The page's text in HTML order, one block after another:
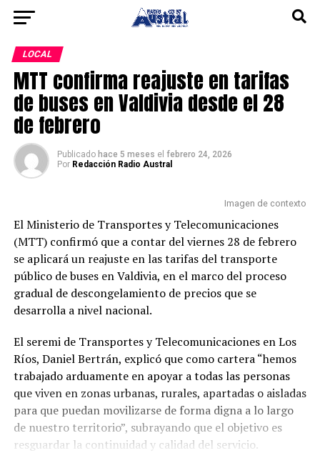
LOCAL
MTT confirma reajuste en tarifas
de buses en Valdivia desde el 28
de febrero
Publicado hace 5 meses el febrero 24, 2026
Por Redacción Radio Austral
Imagen de contexto
El Ministerio de Transportes y Telecomunicaciones
(MTT) confirmó que a contar del viernes 28 de febrero
se aplicará un reajuste en las tarifas del transporte
público de buses en Valdivia, en el marco del proceso
gradual de descongelamiento de precios que se
desarrolla a nivel nacional.
El seremi de Transportes y Telecomunicaciones en Los
Ríos, Daniel Bertrán, explicó que como cartera “hemos
trabajado arduamente en apoyar a todas las personas
que viven en zonas urbanas, rurales, apartadas o aisladas
para que puedan movilizarse de forma digna a lo largo
de nuestro territorio”, subrayando que el objetivo es
resguardar la continuidad y calidad del servicio.